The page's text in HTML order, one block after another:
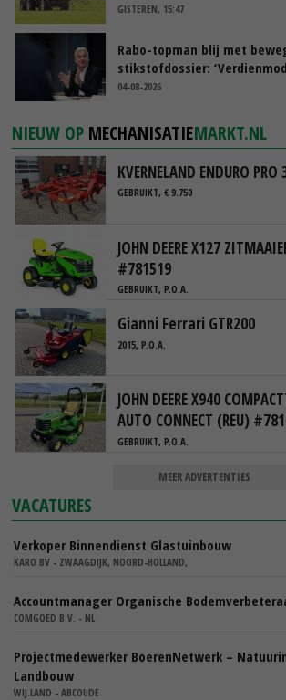
GISTEREN, 15:47
Rabo-topman blij met
stikstofdossier:
blijft cruciaal’
04-08-2026
NIEUW OP MECHANISATIEMARKT.NL
KVERNELAND ENDURO
GEBRUIKT, € 9.750
JOHN DEERE X127
#781519
GEBRUIKT, P.O.A.
Gianni Ferrari GTR200
2015, P.O.A.
JOHN DEERE X940
AUTO CONNECT (REU)
GEBRUIKT, P.O.A.
MEER ADVERTENTIES
VACATURES
Verkoper Binnendienst Glastuinbouw
KARO BV - ZWAAGDIJK, NOORD-HOLLAND,
Accountmanager Organische
COMGOED B.V. - NL
Projectmedewerker BoerenNetwerk –
Landbouw
WIJ.LAND - ABCOUDE